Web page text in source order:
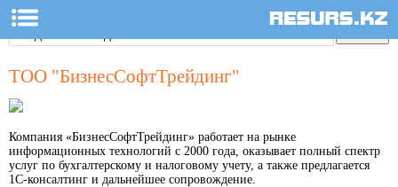
ТОО "БизнесСофтТрейдинг"
Компания «БизнесСофтТрейдинг» работает на рынке
информационных технологий с 2000 года, оказывает полный спектр
услуг по бухгалтерскому и налоговому учету, а также предлагается
1С-консалтинг и дальнейшее сопровождение.